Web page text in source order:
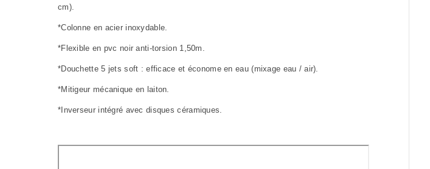
cm).
*Colonne en acier inoxydable.
*Flexible en pvc noir anti-torsion 1,50m.
*Douchette 5 jets soft : efficace et économe en eau (mixage eau / air).
*Mitigeur mécanique en laiton.
*Inverseur intégré avec disques céramiques.